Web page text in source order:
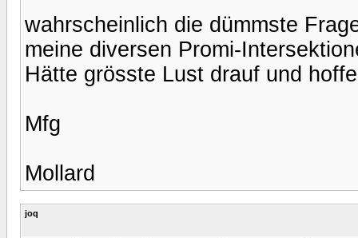
wahrscheinlich die dümmste
meine diversen Promi-
Hätte grösste Lust drauf und
Mfg
Mollard
joq